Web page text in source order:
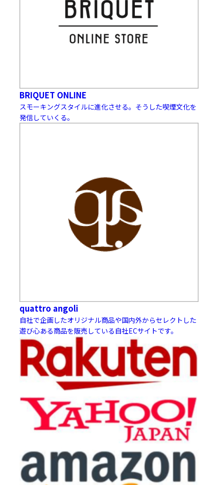
BRIQUET ONLINE
スモーキングスタイルに進化させる。そうした喫煙文化を
発信していくる。
quattro angoli
自社で企画したオリジナル商品や国内外からセレクトした
遊び心ある商品を販売している自社ECサイトです。